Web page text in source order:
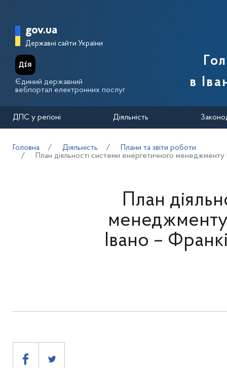
Головна сторінка Державної
gov.ua
Державні сайти України
Єдиний державний
вебпортал електронних послуг
в
ДПС у регіоні Діяльність
Головна Діяльність
Плани та звіти роботи
План діяльності системи енергетичного
План
Івано –